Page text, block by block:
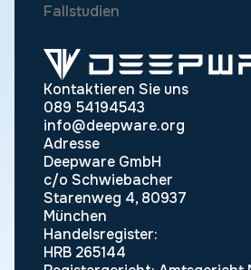
Fallstudien
Kontaktieren Sie uns
089 54194543
info@deepware.org
Adresse
Deepware GmbH
c/o Schwiebacher
Starenweg 4, 80937
München
Handelsregister:
HRB 265144